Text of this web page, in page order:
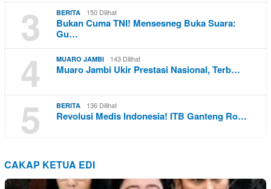
3 BERITA 150 Dilihat
Bukan Cuma TNI! Mensesneg Buka Suara:
Gu…
4 MUARO JAMBI 143 Dilihat
Muaro Jambi Ukir Prestasi Nasional, Terb…
5 BERITA 136 Dilihat
Revolusi Medis Indonesia! ITB Ganteng Ro…
CAKAP KETUA EDI